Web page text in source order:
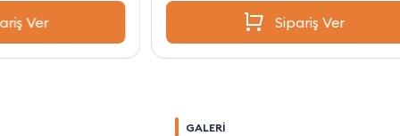
Sipariş Ver
GALERİ